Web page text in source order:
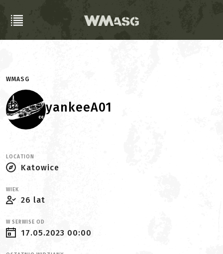
WMASG
yankeeA01
LOCATION
Katowice
WIEK
26 lat
W SERWISE OD
17.05.2023 00:00